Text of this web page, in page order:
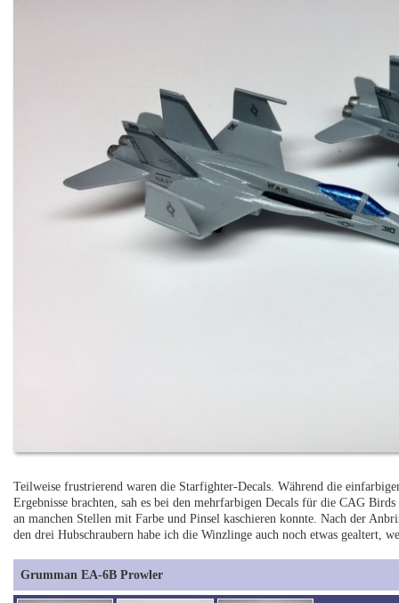
Teilweise frustrierend waren die Starfighter-Decals. Während die
Ergebnisse brachten, sah es bei den mehrfarbigen Decals für die CAG
an manchen Stellen mit Farbe und Pinsel kaschieren konnte. Nach der
den drei Hubschraubern habe ich die Winzlinge auch noch etwas gealtert,
Grumman EA-6B Prowler